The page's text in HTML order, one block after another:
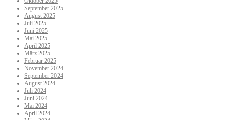
September 2025
August 2025
Juli 2025
Juni 2025
Mai 2025
April 2025
März 2025
Februar 2025
November 2024
September 2024
August 2024
Juli 2024
Juni 2024
Mai 2024
April 2024